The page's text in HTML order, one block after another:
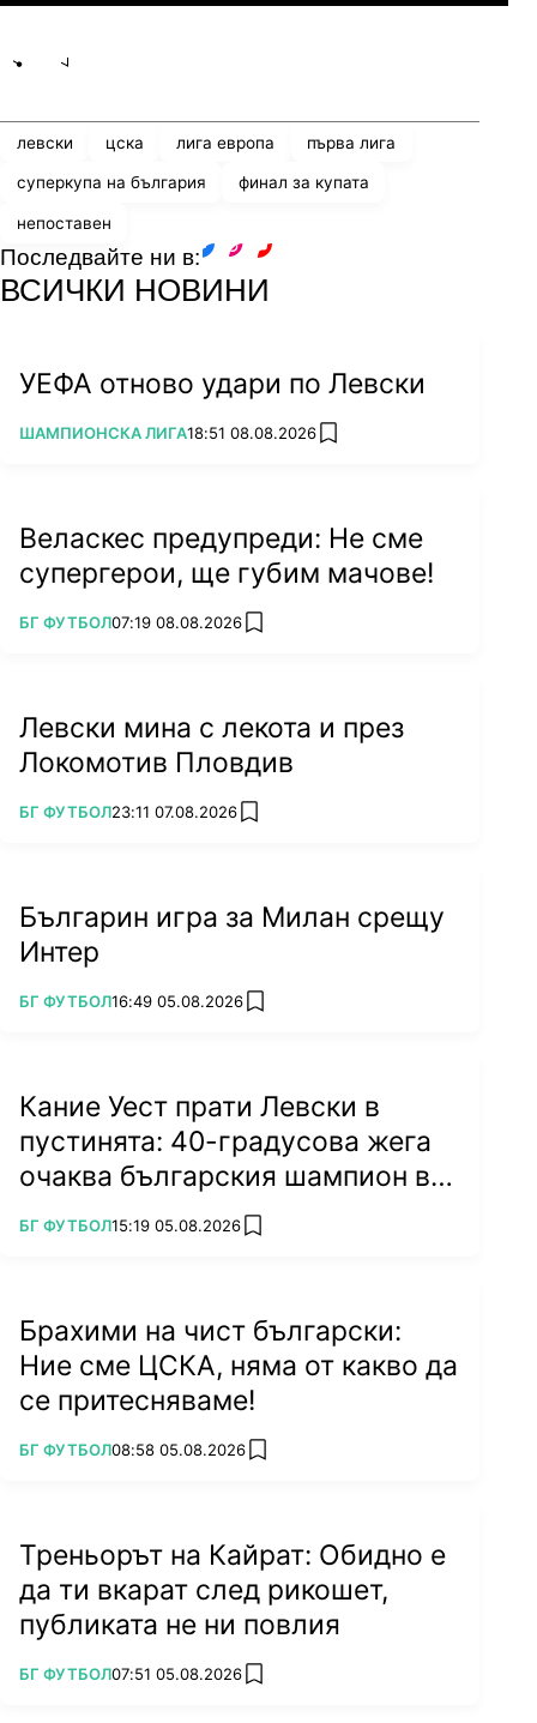
левски цска лига европа първа лига
суперкупа на българия финал за купата
непоставен
Последвайте ни в:
ВСИЧКИ НОВИНИ
УЕФА отново удари по Левски
ПОВЕЧЕ ОТ
ШАМПИОНСКА ЛИГА18:51 08.08.2026 add favorites
Веласкес предупреди: Не сме
супергерои, ще губим мачове!
ПОВЕЧЕ ОТ
БГ ФУТБОЛ07:19 08.08.2026 add favorites
Левски мина с лекота и през
Локомотив Пловдив
ПОВЕЧЕ ОТ
БГ ФУТБОЛ23:11 07.08.2026 add favorites
Българин игра за Милан срещу
Интер
ПОВЕЧЕ ОТ
БГ ФУТБОЛ16:49 05.08.2026 add favorites
Кание Уест прати Левски в
пустинята: 40-градусова жега
очаква българския шампион в
ПОВЕЧЕ ОТ
БГ ФУТБОЛ15:19 05.08.2026 add favorites
Брахими на чист български:
Ние сме ЦСКА, няма от какво да
се притесняваме!
ПОВЕЧЕ ОТ
БГ ФУТБОЛ08:58 05.08.2026 add favorites
Треньорът на Кайрат: Обидно е
да ти вкарат след рикошет,
публиката не ни повлия
ПОВЕЧЕ ОТ
БГ ФУТБОЛ07:51 05.08.2026 add favorites